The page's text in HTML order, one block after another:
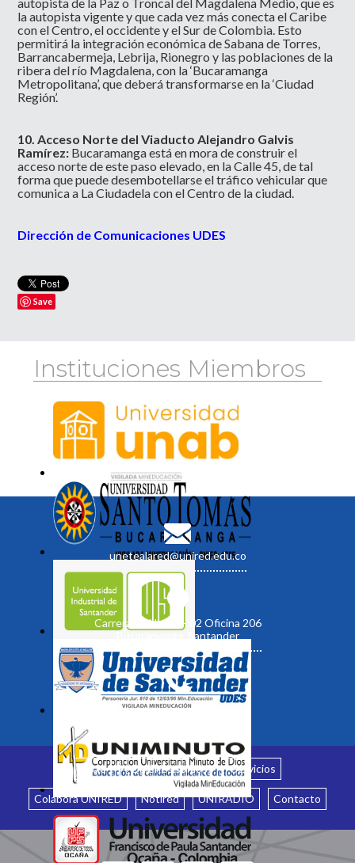
la autopista vigente y que cada vez más conecta el Caribe
con el Centro, el occidente y el Sur de Colombia. Esto
permitirá la integración económica de Sabana de Torres,
Barrancabermeja, Lebrija, Rionegro y las poblaciones de la
ribera del río Magdalena, con la ‘Bucaramanga
Metropolitana’, que deberá transformarse en la ‘Ciudad
Región’.
10. Acceso Norte del Viaducto Alejandro Galvis
Ramírez: Bucaramanga está en mora de construir el
acceso norte de este paso elevado, en la Calle 45, de tal
forma que puede desembotellarse el tráfico vehicular que
comunica a La Ciudadela con el Centro de la ciudad.
Dirección de Comunicaciones UDES
Save
Instituciones Miembros
unetealared@unired.edu.co
Carrera 19 No. 35 - 02 Oficina 206
Bucaramanga, Santander
Inicio ¿Quiénes somos? Servicios
Colabora UNIRED Notired UNIRADIO Contacto